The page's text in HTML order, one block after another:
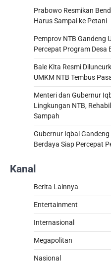
Prabowo Resmikan
Harus Sampai ke Petani
Pemprov NTB Gandeng
Percepat Program Desa
Bale Kita Resmi
UMKM NTB Tembus
Menteri dan Gubernur
Lingkungan NTB,
Sampah
Gubernur Iqbal
Berdaya Siap Percepat
Kanal
Berita Lainnya
Entertainment
Internasional
Megapolitan
Nasional